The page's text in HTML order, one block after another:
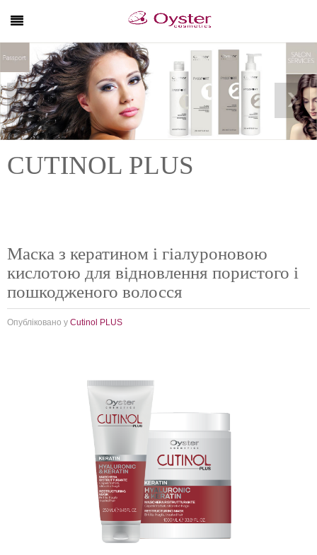
›
‹
CUTINOL PLUS
Маска з кератином і гіалуроновою
кислотою для відновлення пористого і
пошкодженого волосся
Опубліковано у Cutinol PLUS